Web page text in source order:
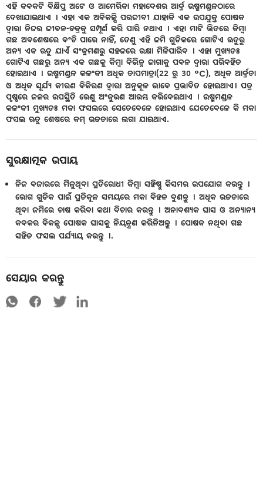
ଏହି କବକଟି ବିକ୍ଷିପ୍ତ ଅଟେ ଓ ଆମେରିକା ମହାଦେଶର ଆର୍ଦ୍ର ଉଷ୍ମମଣ୍ଡଳଠାରେ
ଦେଖାଯାଇଥାଏ । ଏହା ଏକ ଅବିକଳ୍ପି ପରଜୀବୀ ଯାହାକି ଏକ ଉପଯୁକ୍ତ ପୋଷକ
ଦ୍ୱାରା ନିଜର ଜୀବନ-ଚକ୍ରକୁ ସମ୍ପୂର୍ଣ କରି ପାରି ନଥାଏ । ଏହା ମାଟି ଭିତରେ କିମ୍ବା
ଗଛ ଅବଶେଷରେ ବଂଚି ପାରେ ନାହିଁ, ତେଣୁ ଏହି ଜମି ଗୁଡିକରେ ଗୋଟିଏ ଋତୁରୁ
ଅନ୍ୟ ଏକ ଋତୁ ଯାଏଁ ସଂକ୍ରମଣରୁ ସହଜରେ ରକ୍ଷା ମିଳିପାରିବ । ଏହା ମୁଖ୍ୟତଃ
ଗୋଟିଏ ଗଛରୁ ଅନ୍ୟ ଏକ ଗଛକୁ କିମ୍ବା ବିଭିନ୍ନ ଜାଗାକୁ ପବନ ଦ୍ୱାରା ପରିବହିତ
ହୋଇଥାଏ । ଉଷ୍ମମଣ୍ଡଳ କଳଂକୀ ଅଧିକ ତାପମାତ୍ରା(22 ରୁ 30 °C), ଅଧିକ ଆର୍ଦ୍ରତା
ଓ ଅଧିକ ସୂର୍ଯ୍ୟ କୀରଣ ବିକିରଣ ଦ୍ୱାରା ଅନୁକୂଳ ଭାବେ ପ୍ରଭାବିତ ହୋଇଥାଏ। ପତ୍ର
ପୃଷ୍ଠରେ ଜଳର ଉପସ୍ଥିତି ରେଣୁ ଅଂକୁରଣ ଆରମ୍ଭ କରିଦେଇଥାଏ । ଉଷ୍ମମଣ୍ଡଳ
କଳଂକୀ ମୁଖ୍ୟତଃ ମକା ଫସଲରେ ସେତେବେଳେ ହୋଇଥାଏ ଯେତେବେଳେ କି ମକା
ଫସଲ ଋତୁ ଶେଷରେ କମ୍ ଉଚ୍ଚତାରେ ଲଗା ଯାଇଥାଏ.
ସୁରକ୍ଷାତ୍ମକ ଉପାୟ
ନିଜ ବଜାରରେ ମିଳୁଥିବା ପ୍ରତିରୋଧୀ କିମ୍ବା ସହିଷ୍ଣୁ କିସମର ଉପଯୋଗ କରନ୍ତୁ ।
ରୋଗ ଗୁଡିକ ପାଇଁ ପ୍ରତିକୂଳ ସମୟରେ ମକା ବିହନ ବୁଣନ୍ତୁ । ଅଧିକ ଉଚ୍ଚତାରେ
ଥିବା ଜମିରେ ଚାଷ କରିବା କଥା ବିଚାର କରନ୍ତୁ । ଅନାବଶ୍ୟକ ଘାସ ଓ ଅନ୍ୟାନ୍ୟ
କବକର ବିକଳ୍ପ ପୋଷକ ଘାସକୁ ନିୟନ୍ତ୍ରଣ କରିନିଅନ୍ତୁ । ପୋଷକ ନଥିବା ଗଛ
ସହିତ ଫସଲ ପର୍ଯ୍ୟାୟ କରନ୍ତୁ ।.
ସେୟାର କରନ୍ତୁ